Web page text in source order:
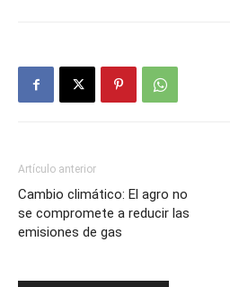
Artículo anterior
Cambio climático: El agro no
se compromete a reducir las
emisiones de gas